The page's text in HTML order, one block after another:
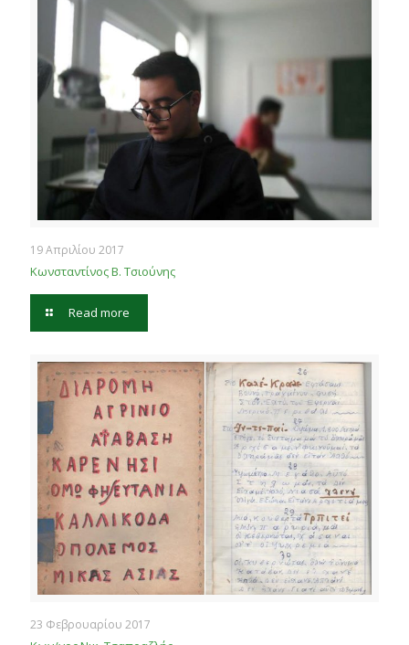
19 Απριλίου 2017
Κωνσταντίνος Β. Τσιούνης
Read more
23 Φεβρουαρίου 2017